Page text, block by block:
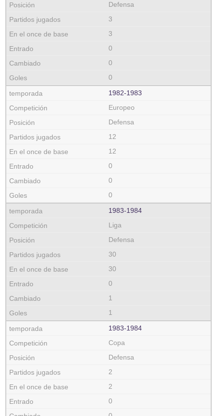
Defensa
3
3
0
0
0
1982‑1983
Europeo
Defensa
12
12
0
0
0
1983‑1984
Liga
Defensa
30
30
0
1
1
1983‑1984
Copa
Defensa
2
2
0